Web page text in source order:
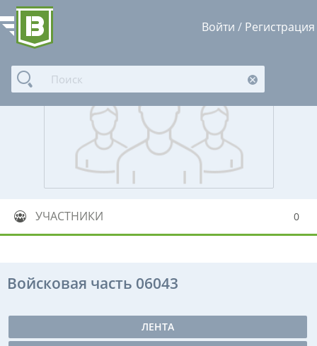
Войти / Регистрация
УЧАСТНИКИ 0
Войсковая часть 06043
ЛЕНТА